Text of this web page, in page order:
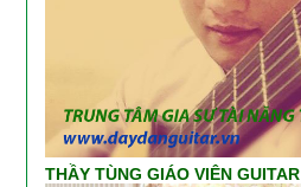
THẦY TÙNG GIÁO VIÊN